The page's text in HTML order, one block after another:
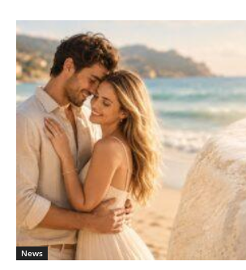
News